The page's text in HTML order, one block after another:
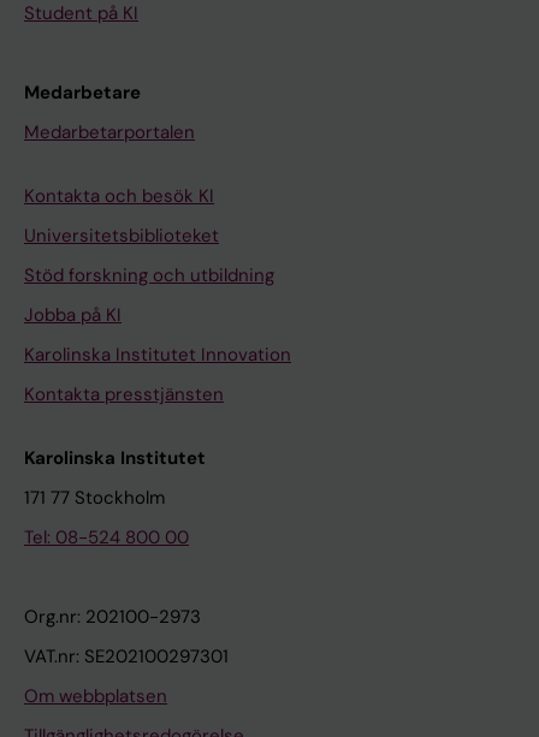
Student på KI
Medarbetare
Medarbetarportalen
Kontakta och besök KI
Universitetsbiblioteket
Stöd forskning och utbildning
Jobba på KI
Karolinska Institutet Innovation
Kontakta presstjänsten
Karolinska Institutet
171 77 Stockholm
Tel: 08-524 800 00
Org.nr: 202100-2973
VAT.nr: SE202100297301
Om webbplatsen